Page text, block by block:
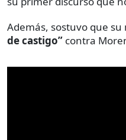
Además, sostuvo que
de castigo” contra